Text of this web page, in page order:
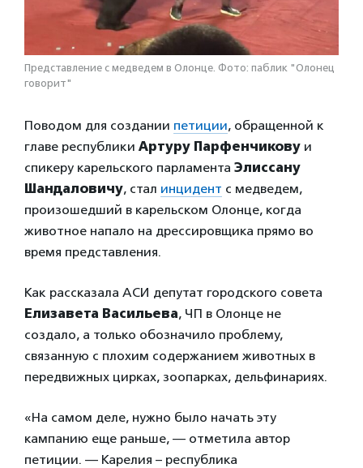
Представление с медведем в Олонце. Фото: паблик "Олонец
говорит"
Поводом для создании петиции, обращенной к
главе республики Артуру Парфенчикову и
спикеру карельского парламента Элиссану
Шандаловичу, стал инцидент с медведем,
произошедший в карельском Олонце, когда
животное напало на дрессировщика прямо во
время представления.
Как рассказала АСИ депутат городского совета
Елизавета Васильева, ЧП в Олонце не
создало, а только обозначило проблему,
связанную с плохим содержанием животных в
передвижных цирках, зоопарках, дельфинариях.
«На самом деле, нужно было начать эту
кампанию еще раньше, — отметила автор
петиции. — Карелия – республика